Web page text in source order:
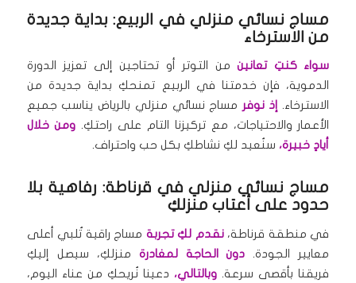
مساج نسائي منزلي في الربيع: بداية جديدة
من الاسترخاء
سواء كنتِ تعانينمن التوتر أو تحتاجين إلى تعزيز الدورة
الدموية، فإن خدمتنا في الربيع تمنحكِ بداية جديدة من
الاسترخاء. إذ نوفر مساج نسائي منزلي بالرياض يناسب جميع
الأعمار والاحتياجات، مع تركيزنا التام على راحتكِ. ومن خلال
أيادٍ خبيرة،سنُعيد لكِ نشاطكِ بكل حب واحتراف.
مساج نسائي منزلي في قرناطة: رفاهية بلا
حدود على أعتاب منزلكِ
في منطقة قرناطة،نقدم لكِ تجربة مساج راقية تُلبي أعلى
معايير الجودة. دون الحاجة لمغادرة منزلكِ، سيصل إليكِ
فريقنا بأقصى سرعة. وبالتالي، دعينا نُريحكِ من عناء اليوم،